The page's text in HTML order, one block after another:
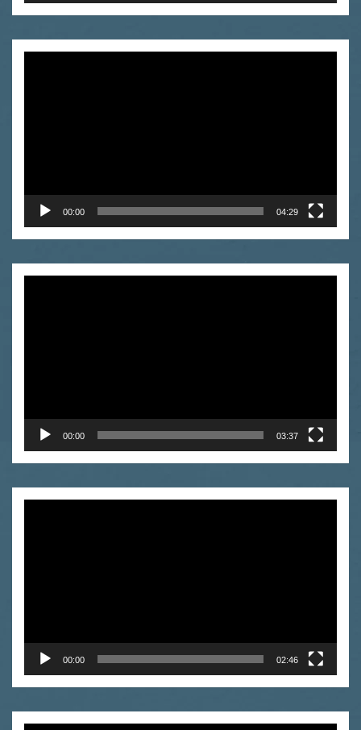
00:00 04:29
00:00 03:37
00:00 02:46